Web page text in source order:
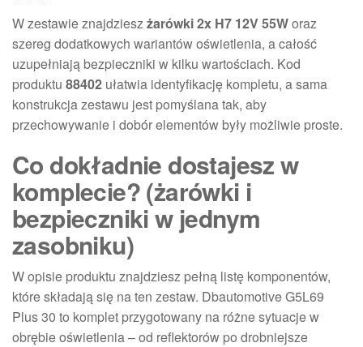
W zestawie znajdzieszżarówki 2x H7 12V 55Woraz
szereg dodatkowych wariantów oświetlenia, a całość
uzupełniają bezpieczniki w kilku wartościach. Kod
produktu 88402 ułatwia identyfikację kompletu, a sama
konstrukcja zestawu jest pomyślana tak, aby
przechowywanie i dobór elementów były możliwie proste.
Co dokładnie dostajesz w
komplecie? (żarówki i
bezpieczniki w jednym
zasobniku)
W opisie produktu znajdziesz pełną listę komponentów,
które składają się na ten zestaw. Dbautomotive G5L69
Plus 30 to komplet przygotowany na różne sytuacje w
obrębie oświetlenia – od reflektorów po drobniejsze